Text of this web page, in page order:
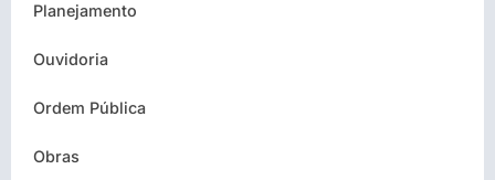
Planejamento
Ouvidoria
Ordem Pública
Obras